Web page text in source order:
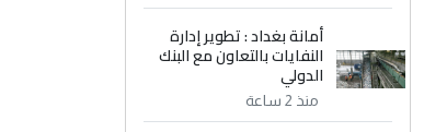
أمانة بغداد : تطوير إدارة
النفايات بالتعاون مع البنك
الدولي
منذ 2 ساعة